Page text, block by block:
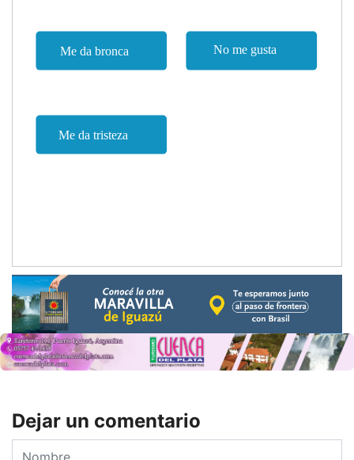
Dejar un comentario